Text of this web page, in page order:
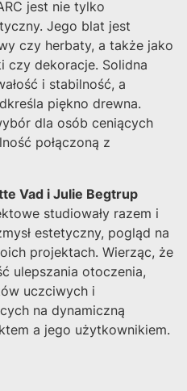
jest nie tylko
Jego blat jest
czy herbaty, a także jako
czy dekoracje. Solidna
i stabilność, a
piękno drewna.
dla osób ceniących
połączoną z
Vad i Julie Begtrup
studiowały razem i
estetyczny, pogląd na
projektach. Wierząc, że
ulepszania otoczenia,
uczciwych i
na dynamiczną
a jego użytkownikiem.